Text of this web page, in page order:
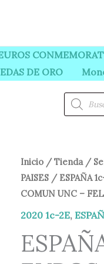
DE ORO
de
Inicio/Tienda/
PAISES/ ESPAÑA
COMUN UNC –
2020 1c-2E,
ESPAÑA
2020
1
EUROS
UNC